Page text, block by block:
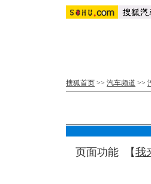
搜狐首页 >> 汽车频道 >>
页面功能 【我